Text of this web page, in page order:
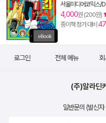
서울미디어코믹스/
4,000원 (200원)
종이책 정가 대비
로그인 전체 메뉴 회
(주)알라딘
일반문의 (발신자